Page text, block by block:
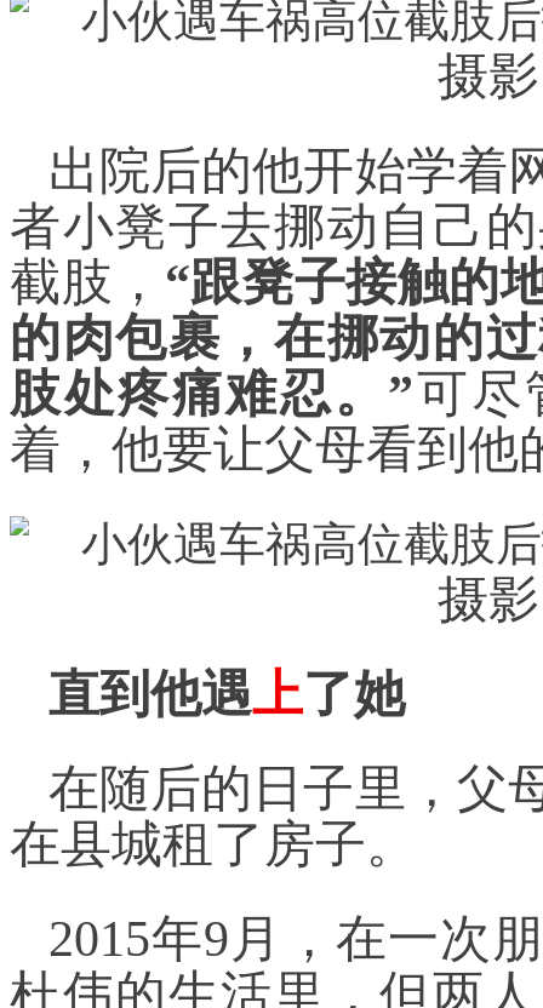
摄
出院后的他开始学着
者小凳子去挪动自己
截肢， “跟凳子接触的
的肉包裹，在挪动的
肢处疼痛难忍。”可尽
着，他要让父母看到他
摄
直到他遇上了她
在随后的日子里，父
在县城租了房子。
2015年9月，在一次
杜伟的生活里，但两